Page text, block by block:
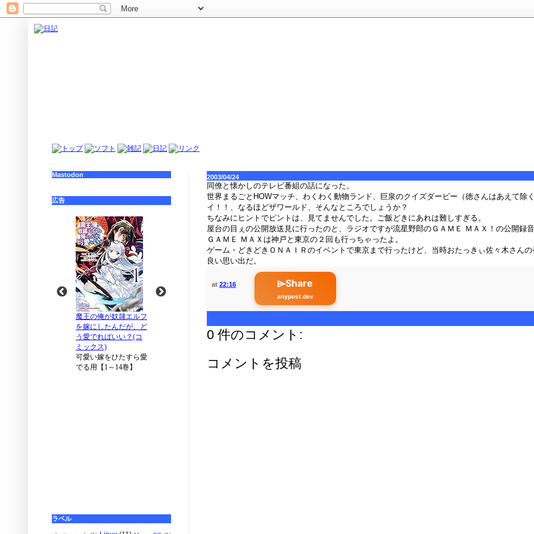
2003/04/24
同僚と懐かしのテレビ番組の話になった。
世界まるごとHOWマッチ、わくわく動物ランド、巨泉のクイズダービー（徳さんはあえて
イ！！、なるほどザワールド、そんなところでしょうか？
ちなみにヒントでピントは、見てませんでした。ご飯どきにあれは難しすぎる。
屋台の目ぇの公開放送見に行ったのと、ラジオですが流星野郎のＧＡＭＥ ＭＡＸ！の公開録
ＧＡＭＥ ＭＡＸは神戸と東京の２回も行っちゃったよ。
ゲーム・どきどきＯＮＡＩＲのイベントで東京まで行ったけど、当時おたっきぃ佐々木さん
良い思い出だ。
at 22:16 ⌲Share
anypost.dev
0 件のコメント:
コメントを投稿
Mastodon
広告
ラベル